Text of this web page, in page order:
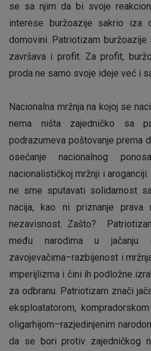
se sa njim da bi svoje
interese buržoazije sakrio iza
domovini. Patriotizam
završava i profit. Za profit,
proda ne samo svoje ideje već i
Nacionalna mržnja na kojoj se
nema ništa zajedničko sa
podrazumeva poštovanje prema
osećanje nacionalnog
nacionalističkoj mržnji i
ne sme sputavati solidarnost
nacija, kao ni priznanje prava
nezavisnost. Zašto?
među narodima u jačanju
zavojevačima–razbijenost i
imperijlizma i čini ih podložne
za odbranu. Patriotizam znači
eksploatatorom,
oligarhijom–razjedinjenim
da se bori protiv zajedničkog